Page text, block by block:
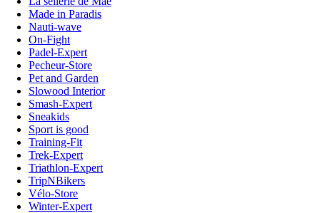
Made in Paradis
Nauti-wave
On-Fight
Padel-Expert
Pecheur-Store
Pet and Garden
Slowood Interior
Smash-Expert
Sneakids
Sport is good
Training-Fit
Trek-Expert
Triathlon-Expert
TripNBikers
Vélo-Store
Winter-Expert